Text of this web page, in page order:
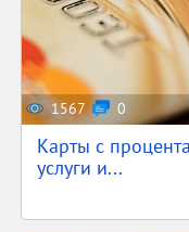
1567 0
Карты с
услуги и...